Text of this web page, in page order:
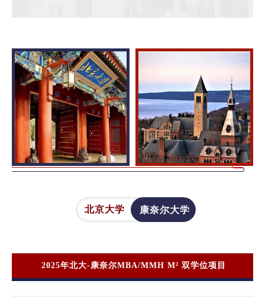
北京大学 康奈尔大学
2025年北大-康奈尔MBA/MMH M² 双学位项目